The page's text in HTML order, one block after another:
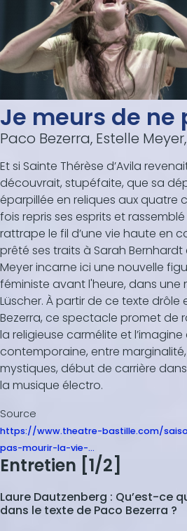
Je meurs de ne
Paco Bezerra, Estelle
Et si Sainte Thérèse d’Avila
découvrait, stupéfaite, que sa
éparpillée en reliques aux quatre
fois repris ses esprits et
rattrape le fil d’une vie haute en
prêté ses traits à Sarah Bernhardt
Meyer incarne ici une nouvelle
féministe avant l'heure, dans une
Lüscher. À partir de ce texte drôle
Bezerra, ce spectacle promet de
la religieuse carmélite et l’imagine
contemporaine, entre
mystiques, début de carrière
la musique électro.
Source
https://www.theatre-bastille.com/
pas-mourir-la-vie-…
Entretien [1/2]
Laure Dautzenberg : Qu’est-ce
dans le texte de Paco Bezerra ?